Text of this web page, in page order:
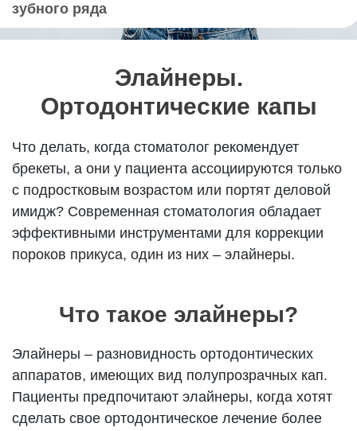
зубного ряда
Элайнеры.
Ортодонтические капы
Что делать, когда стоматолог рекомендует
брекеты, а они у пациента ассоциируются только
с подростковым возрастом или портят деловой
имидж? Современная стоматология обладает
эффективными инструментами для коррекции
пороков прикуса, один из них – элайнеры.
Что такое элайнеры?
Элайнеры – разновидность ортодонтических
аппаратов, имеющих вид полупрозрачных кап.
Пациенты предпочитают элайнеры, когда хотят
сделать свое ортодонтическое лечение более